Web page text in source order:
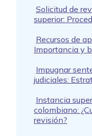
Solicitud de
superior:
Recursos de
Importancia y
Impugnar
judiciales:
Instancia
colombiano:
revisión?